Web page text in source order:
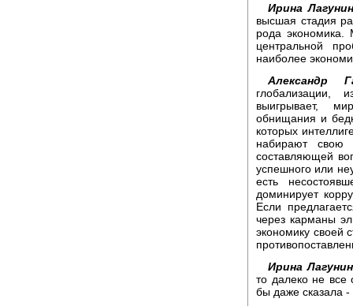
Ирина
высшая стадия
рода экономика.
центральной
наиболее
Александр
глобализации,
выигрывает,
обнищания и
которых
набирают свою
составляющей
успешного или
есть
доминирует
Если
через карманы
экономику своей
Ирина
то далеко не все
бы даже сказала -